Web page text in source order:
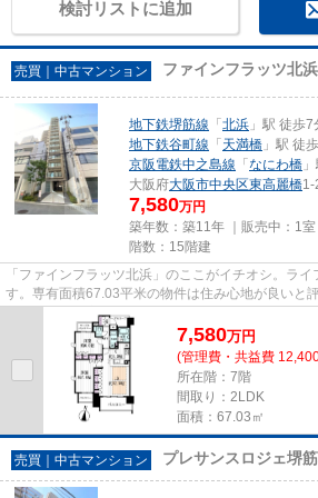
検討リストに追加
売買｜中古マンション ファインフラッツ北浜
地下鉄堺筋線 「 北浜 」駅 徒歩7
地下鉄谷町線 「 天満橋 」駅 徒
京阪電鉄中之島線 「 なにわ橋
大阪府大阪市中央区東高麗橋1-
7,580万円
築年数：築11年 ｜販売中： 1室
階数：15階建
「ファインフラッツ北浜」のここがイチオシ。ラ
す。専有面積67.03平米の物件は住み心地が良いと
ないかの不動産購入で、失敗なん...
7,580万円
(管理費・共益費
所在階：7階
間取り：2LDK
面積：67.03㎡
売買｜中古マンション プレサンスロジェ堺